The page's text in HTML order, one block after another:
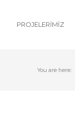
PROJELERIMIZ
You are here: